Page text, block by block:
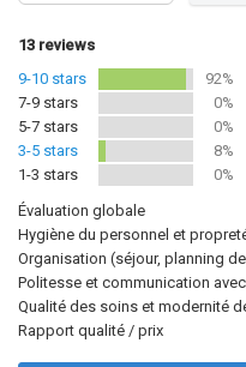
13 reviews
9-10 stars
92%
7-9 stars
0%
5-7 stars
0%
3-5 stars
8%
1-3 stars
0%
Évaluation globale
Hygiène du personnel et
Organisation (séjour, planning
Politesse et communication
Qualité des soins et modernité
Rapport qualité / prix